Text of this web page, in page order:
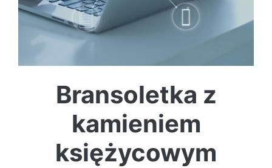
Bransoletka z
kamieniem
księżycowym